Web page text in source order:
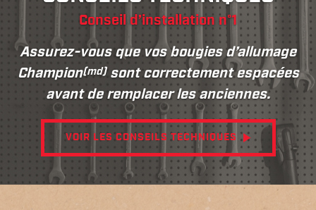
Conseil d’installation n°1
Assurez-vous que vos bougies d’allumage
Champion(md)sont correctement espacées
avant de remplacer les anciennes.
VOIR LES CONSEILS TECHNIQUES